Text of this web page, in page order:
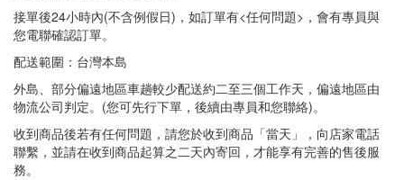
接單後24小時內(不含例假日)，如訂單有<任何問題>，會有專員與
您電聯確認訂單。
配送範圍：台灣本島
外島、部分偏遠地區車趟較少配送約二至三個工作天，偏遠地區由
物流公司判定。(您可先行下單，後續由專員和您聯絡)。
收到商品後若有任何問題，請您於收到商品「當天」，向店家電話
聯繫，並請在收到商品起算之二天內寄回，才能享有完善的售後服
務。